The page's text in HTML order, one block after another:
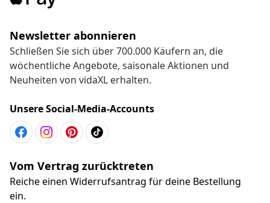
Newsletter abonnieren
Schließen Sie sich über 700.000 Käufern an, die
wöchentliche Angebote, saisonale Aktionen und
Neuheiten von vidaXL erhalten.
Unsere Social-Media-Accounts
Vom Vertrag zurücktreten
Reiche einen Widerrufsantrag für deine Bestellung
ein.